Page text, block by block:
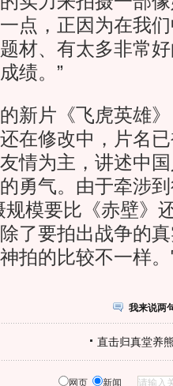
点，正因为在我
材、有太多非常
绩。”
片《飞虎英雄》
在修改中，片名
情为主，讲述中
勇气。由于牵涉
规模要比《赤壁》
了要拍出战争的
拍的比较不一样
我来说两
直击归真堂养
网页 新闻